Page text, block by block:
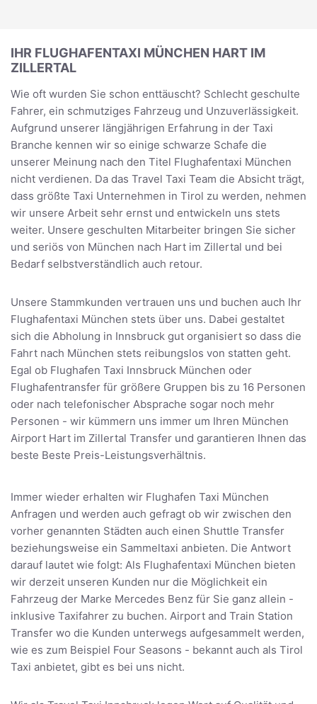
IHR FLUGHAFENTAXI MÜNCHEN HART IM
ZILLERTAL
Wie oft wurden Sie schon enttäuscht? Schlecht geschulte
Fahrer, ein schmutziges Fahrzeug und Unzuverlässigkeit.
Aufgrund unserer längjährigen Erfahrung in der Taxi
Branche kennen wir so einige schwarze Schafe die
unserer Meinung nach den Titel Flughafentaxi München
nicht verdienen. Da das Travel Taxi Team die Absicht trägt,
dass größte Taxi Unternehmen in Tirol zu werden, nehmen
wir unsere Arbeit sehr ernst und entwickeln uns stets
weiter. Unsere geschulten Mitarbeiter bringen Sie sicher
und seriös von München nach Hart im Zillertal und bei
Bedarf selbstverständlich auch retour.
Unsere Stammkunden vertrauen uns und buchen auch Ihr
Flughafentaxi München stets über uns. Dabei gestaltet
sich die Abholung in Innsbruck gut organisiert so dass die
Fahrt nach München stets reibungslos von statten geht.
Egal ob Flughafen Taxi Innsbruck München oder
Flughafentransfer für größere Gruppen bis zu 16 Personen
oder nach telefonischer Absprache sogar noch mehr
Personen - wir kümmern uns immer um Ihren München
Airport Hart im Zillertal Transfer und garantieren Ihnen das
beste Beste Preis-Leistungsverhältnis.
Immer wieder erhalten wir Flughafen Taxi München
Anfragen und werden auch gefragt ob wir zwischen den
vorher genannten Städten auch einen Shuttle Transfer
beziehungsweise ein Sammeltaxi anbieten. Die Antwort
darauf lautet wie folgt: Als Flughafentaxi München bieten
wir derzeit unseren Kunden nur die Möglichkeit ein
Fahrzeug der Marke Mercedes Benz für Sie ganz allein -
inklusive Taxifahrer zu buchen. Airport and Train Station
Transfer wo die Kunden unterwegs aufgesammelt werden,
wie es zum Beispiel Four Seasons - bekannt auch als Tirol
Taxi anbietet, gibt es bei uns nicht.